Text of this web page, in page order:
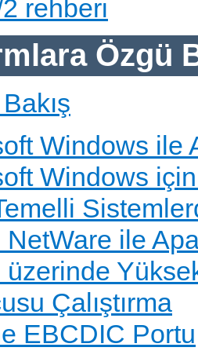
rehberi
Özgü
Windows ile
Windows
ile
Çalıştırma
EBCDIC Portu